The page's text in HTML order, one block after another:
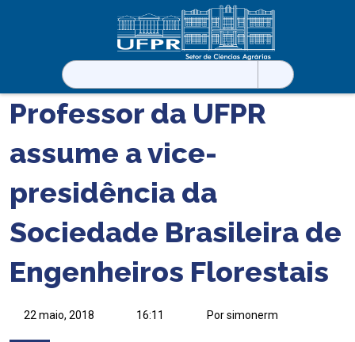
Pesquisar
por:
Professor da UFPR
assume a vice-
presidência da
Sociedade Brasileira de
Engenheiros Florestais
22 maio, 2018 16:11 Por simonerm